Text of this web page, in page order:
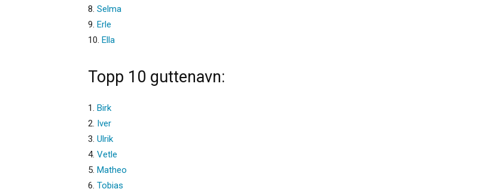
8. Selma
9. Erle
10. Ella
Topp 10 guttenavn:
1. Birk
2. Iver
3. Ulrik
4. Vetle
5. Matheo
6. Tobias